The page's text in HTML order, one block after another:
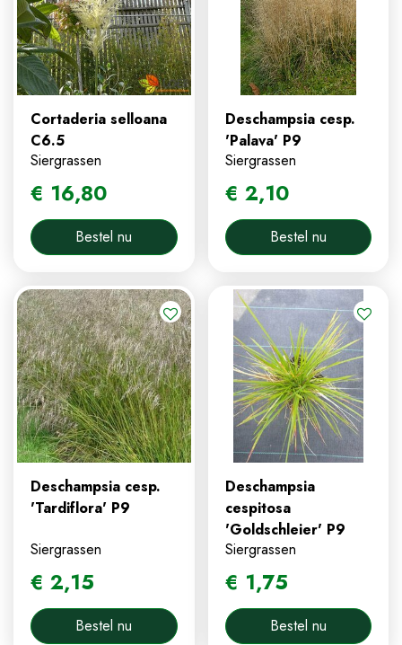
Cortaderia selloana
C6.5
Siergrassen
€ 16,80
Bestel nu
Deschampsia cesp.
'Palava' P9
Siergrassen
€ 2,10
Bestel nu
Deschampsia cesp.
'Tardiflora' P9
Siergrassen
€ 2,15
Bestel nu
Deschampsia
cespitosa
'Goldschleier' P9
Siergrassen
€ 1,75
Bestel nu